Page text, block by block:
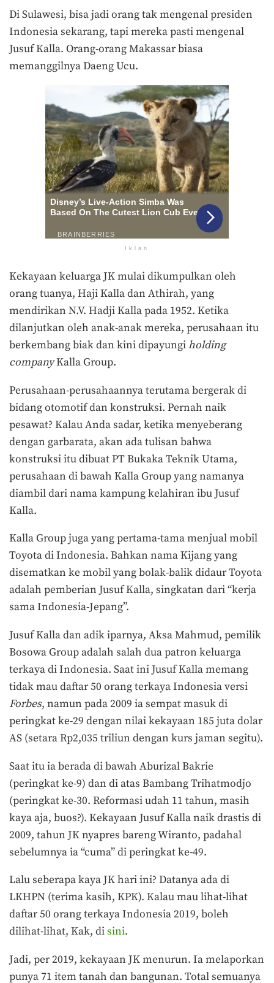
Di Sulawesi, bisa jadi orang tak mengenal presiden
Indonesia sekarang, tapi mereka pasti mengenal
Jusuf Kalla. Orang-orang Makassar biasa
memanggilnya Daeng Ucu.
Iklan
Kekayaan keluarga JK mulai dikumpulkan oleh
orang tuanya, Haji Kalla dan Athirah, yang
mendirikan N.V. Hadji Kalla pada 1952. Ketika
dilanjutkan oleh anak-anak mereka, perusahaan itu
berkembang biak dan kini dipayungiholding
companyKalla Group.
Perusahaan-perusahaannya terutama bergerak di
bidang otomotif dan konstruksi. Pernah naik
pesawat? Kalau Anda sadar, ketika menyeberang
dengan garbarata, akan ada tulisan bahwa
konstruksi itu dibuat PT Bukaka Teknik Utama,
perusahaan di bawah Kalla Group yang namanya
diambil dari nama kampung kelahiran ibu Jusuf
Kalla.
Kalla Group juga yang pertama-tama menjual mobil
Toyota di Indonesia. Bahkan nama Kijang yang
disematkan ke mobil yang bolak-balik didaur Toyota
adalah pemberian Jusuf Kalla, singkatan dari “kerja
sama Indonesia-Jepang”.
Jusuf Kalla dan adik iparnya, Aksa Mahmud, pemilik
Bosowa Group adalah salah dua patron keluarga
terkaya di Indonesia. Saat ini Jusuf Kalla memang
tidak mau daftar 50 orang terkaya Indonesia versi
Forbes, namun pada 2009 ia sempat masuk di
peringkat ke-29 dengan nilai kekayaan 185 juta dolar
AS (setara Rp2,035 triliun dengan kurs jaman segitu).
Saat itu ia berada di bawah Aburizal Bakrie
(peringkat ke-9) dan di atas Bambang Trihatmodjo
(peringkat ke-30. Reformasi udah 11 tahun, masih
kaya aja, buos?). Kekayaan Jusuf Kalla naik drastis di
2009, tahun JK nyapres bareng Wiranto, padahal
sebelumnya ia “cuma” di peringkat ke-49.
Lalu seberapa kaya JK hari ini? Datanya ada di
LKHPN (terima kasih, KPK). Kalau mau lihat-lihat
daftar 50 orang terkaya Indonesia 2019, boleh
dilihat-lihat, Kak, disini.
Jadi, per 2019, kekayaan JK menurun. Ia melaporkan
punya 71 item tanah dan bangunan. Total semuanya